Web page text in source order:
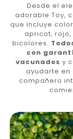
Desde el
adorable Toy,
que incluye
apricot,
bicolores.
con
vacunados y
ayudarte en
compañero